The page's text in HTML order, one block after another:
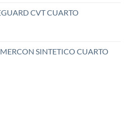
CVT CUARTO
SINTETICO CUARTO